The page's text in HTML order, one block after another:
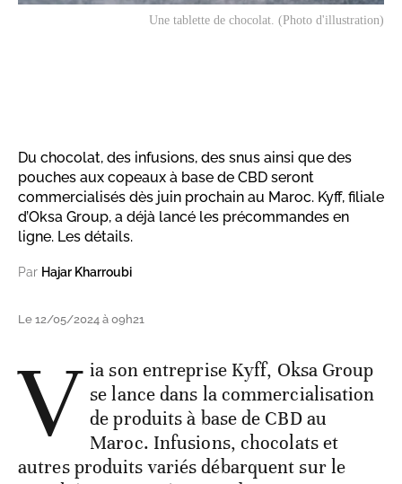
Une tablette de chocolat. (Photo d'illustration)
Du chocolat, des infusions, des snus ainsi que des
pouches aux copeaux à base de CBD seront
commercialisés dès juin prochain au Maroc. Kyff, filiale
d’Oksa Group, a déjà lancé les précommandes en
ligne. Les détails.
Par Hajar Kharroubi
Le 12/05/2024 à 09h21
V ia son entreprise Kyff, Oksa Group
se lance dans la commercialisation
de produits à base de CBD au
Maroc. Infusions, chocolats et
autres produits variés débarquent sur le